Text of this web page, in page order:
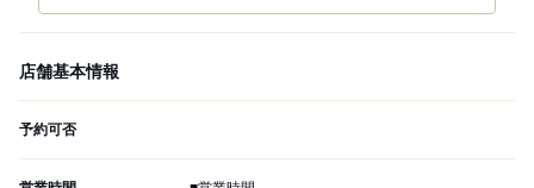
店舗基本情報
予約可否